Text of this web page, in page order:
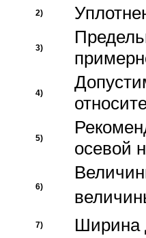
2)
3)
4)
5)
осевой
6)
7) Ширина